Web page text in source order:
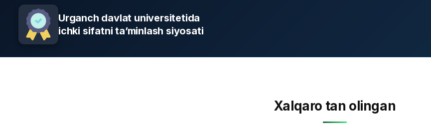
Urganch davlat universitetida
ichki sifatni ta’minlash siyosati
Xalqaro tan olingan